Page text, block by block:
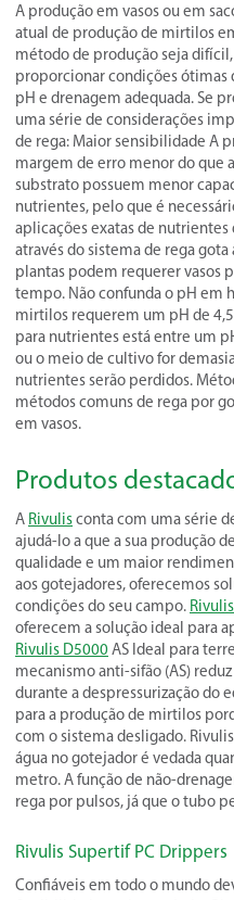
A produção em vasos ou em
atual de produção de mirtilos
método de produção seja
proporcionar condições
pH e drenagem adequada. Se
uma série de considerações
de rega: Maior sensibilidade A
margem de erro menor do que
substrato possuem menor
nutrientes, pelo que é
aplicações exatas de
através do sistema de rega gota
plantas podem requerer vasos
tempo. Não confunda o pH em
mirtilos requerem um pH de
para nutrientes está entre um
ou o meio de cultivo for
nutrientes serão perdidos.
métodos comuns de rega por
em vasos.
Produtos
A Rivulisconta com uma série
ajudá-lo a que a sua produção
qualidade e um maior
aos gotejadores, oferecemos
condições do seu campo.
oferecem a solução ideal para
Rivulis D5000 AS Ideal para
mecanismo anti-sifão (AS)
durante a despressurização do
para a produção de mirtilos
com o sistema desligado.
água no gotejador é vedada
metro. A função de não-
rega por pulsos, já que o tubo
Rivulis Supertif PC Drippers
Confiáveis em todo o mundo